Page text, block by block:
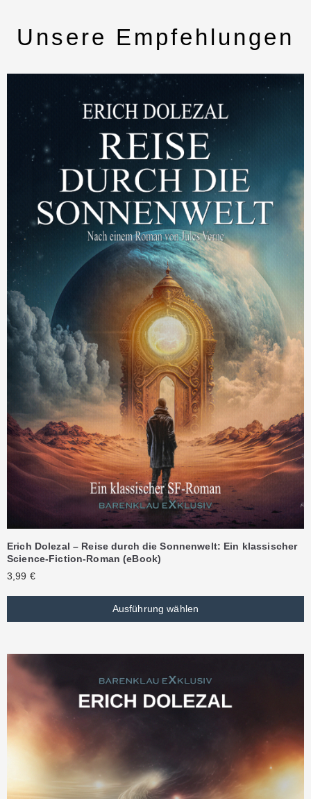
Unsere Empfehlungen
Erich Dolezal – Reise durch die Sonnenwelt: Ein klassischer
Science-Fiction-Roman (eBook)
3,99 €
Ausführung wählen